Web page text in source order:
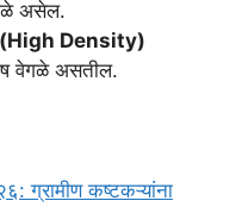
असेल.
(High Density)
वेगळे असतील.
ग्रामीण कष्टकऱ्यांना